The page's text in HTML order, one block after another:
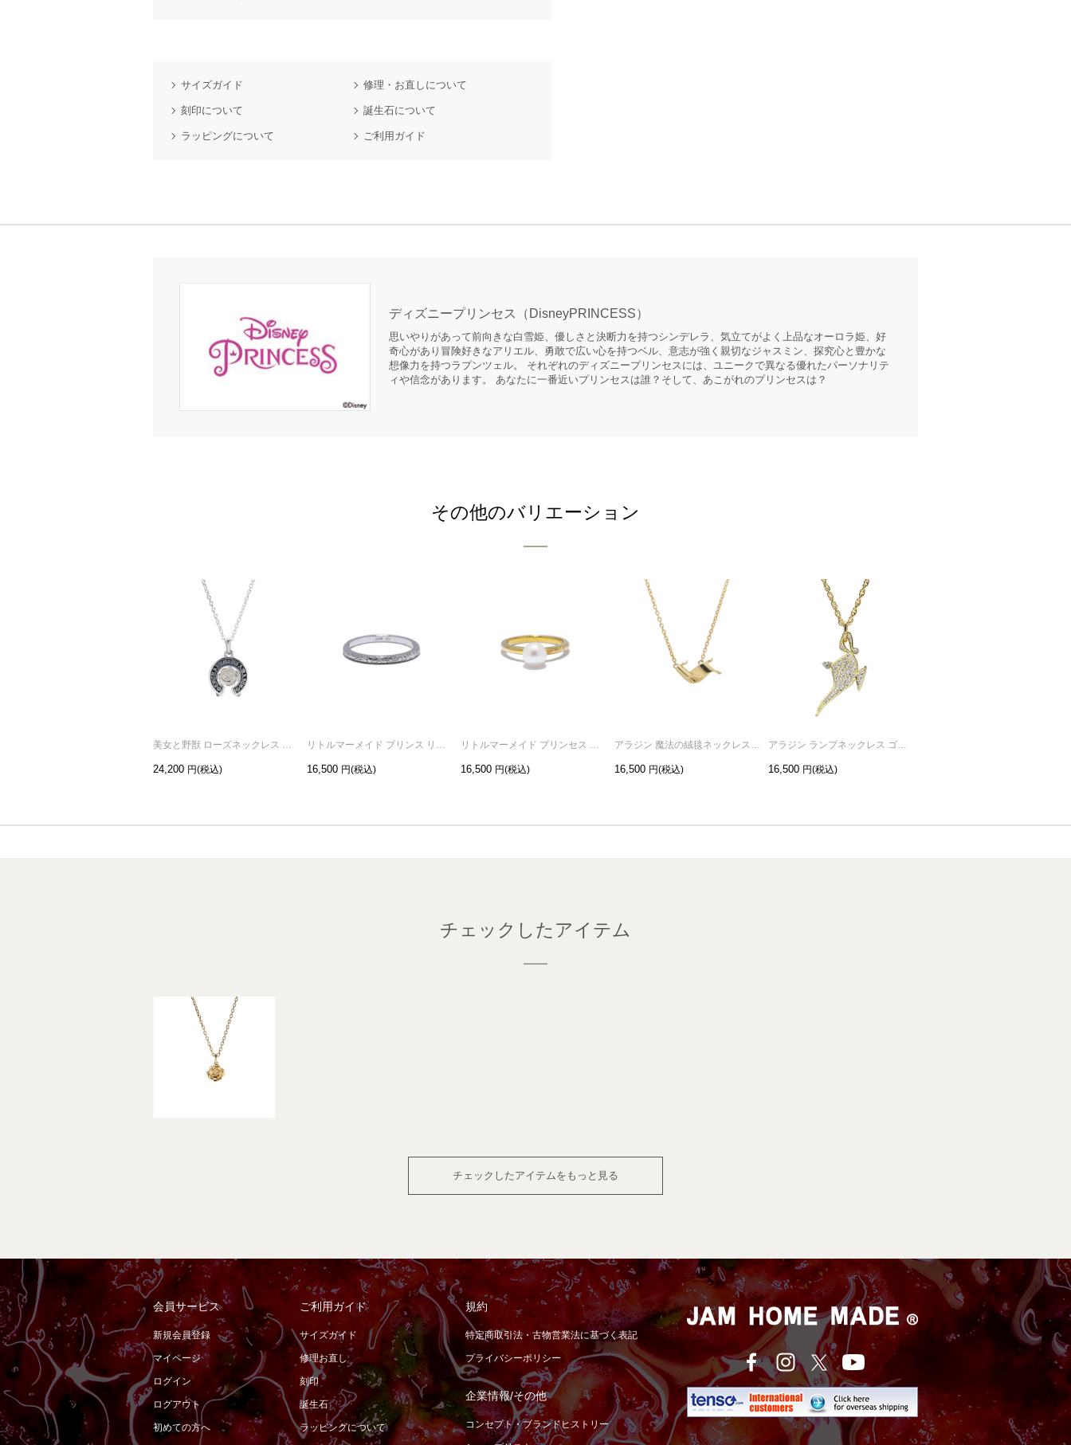
サイズガイド 修理・お直しについて
刻印について 誕生石について
ラッピングについて ご利用ガイド
ディズニープリンセス（DisneyPRINCESS）
思いやりがあって前向きな白雪姫、優しさと決断力を持つシンデレラ、気立てがよく上品なオーロラ姫、好
奇心があり冒険好きなアリエル、勇敢で広い心を持つベル、意志が強く親切なジャスミン、探究心と豊かな
想像力を持つラプンツェル。 それぞれのディズニープリンセスには、ユニークで異なる優れたパーソナリテ
ィや信念があります。 あなたに一番近いプリンセスは誰？そして、あこがれのプリンセスは？
その他のバリエーション
24,200 16,500 16,500 16,500 16,500
チェックしたアイテム
チェックしたアイテムをもっと見る
会員サービス
新規会員登録
マイページ
ログイン
ログアウト
初めての方へ
ご利用ガイド
サイズガイド
修理お直し
刻印
誕生石
ラッピングについて
規約
特定商取引法・古物営業法に基づく表記
プライバシーポリシー
企業情報/その他
コンセプト・ブランドヒストリー